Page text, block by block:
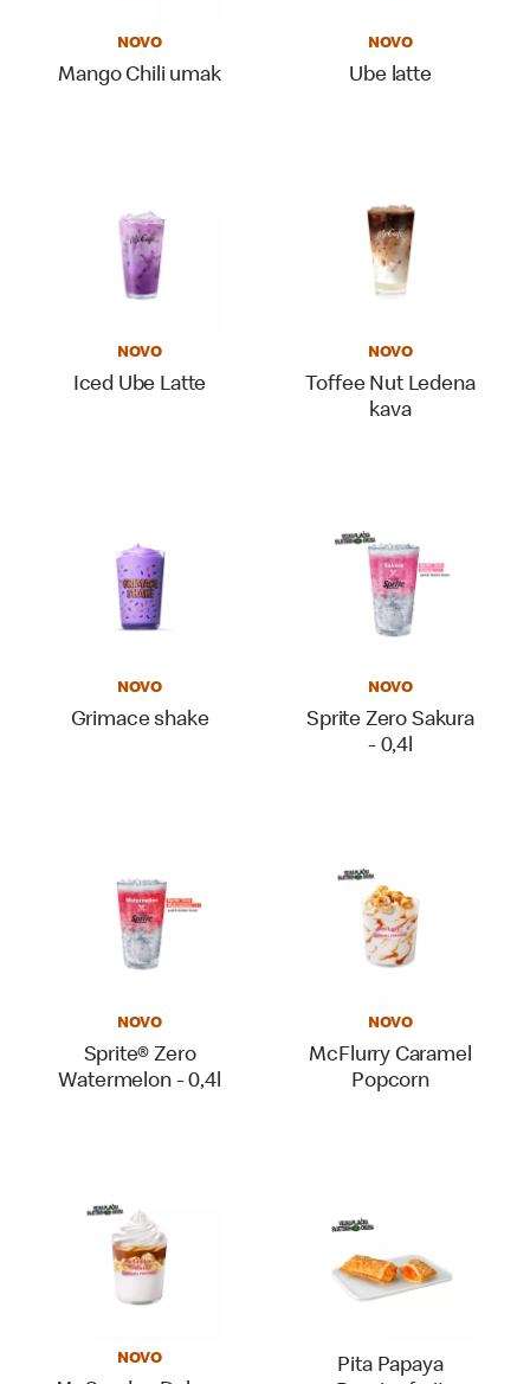
NOVO
Mango Chili umak
NOVO
Ube latte
NOVO
Iced Ube Latte
NOVO
Toffee Nut Ledena
kava
NOVO
Grimace shake
NOVO
Sprite Zero Sakura
- 0,4l
NOVO
Sprite® Zero
Watermelon - 0,4l
NOVO
McFlurry Caramel
Popcorn
NOVO
Pita Papaya